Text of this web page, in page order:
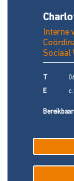
Interne
Sociaal
E